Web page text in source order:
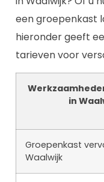
een groepenkast
hieronder geeft
tarieven voor
in
Groepenkast
Waalwijk